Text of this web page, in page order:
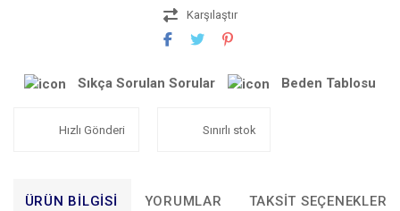
Karşılaştır
Sıkça Sorulan Sorular Beden Tablosu
Hızlı Gönderi Sınırlı stok
ÜRÜN BILGISI YORUMLAR TAKSIT SEÇENEKLERI